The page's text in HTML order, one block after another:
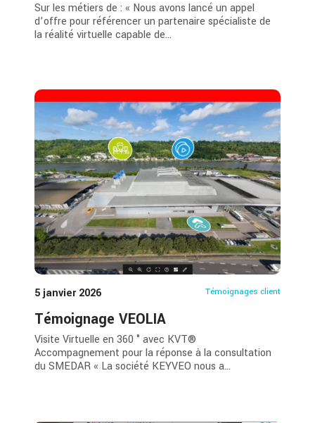
Sur les métiers de : « Nous avons lancé un appel
d’offre pour référencer un partenaire spécialiste de
la réalité virtuelle capable de...
5 janvier 2026 Témoignages client
Témoignage VEOLIA
Visite Virtuelle en 360 ° avec KVT®
Accompagnement pour la réponse à la consultation
du SMEDAR « La société KEYVEO nous a...